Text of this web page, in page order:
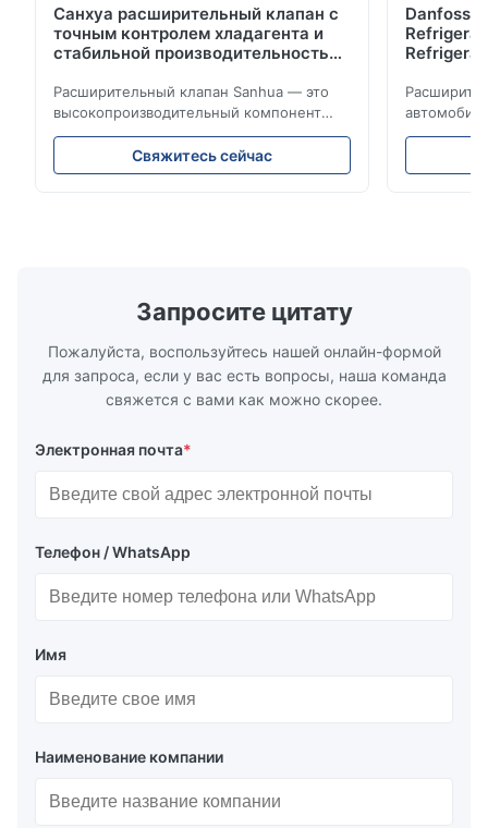
Санхуа расширительный клапан с
точным контролем хладагента и
стабильной производительностью
установок транспортных средств
Расширительный клапан Sanhua — это
высокопроизводительный компонент
управления холодильным
оборудованием, предназначенный для
холодильных установок грузовых
охлаждение, энергоэффективность и
надежную работу.
Свяжитесь сейчас
Danfoss
точно
Запросите цитату
Пожалуйста, воспользуйтесь нашей онлайн-формой
для запроса, если у вас есть вопросы, наша команда
свяжется с вами как можно скорее.
Электронная почта*
Телефон / WhatsApp
Имя
Наименование компании